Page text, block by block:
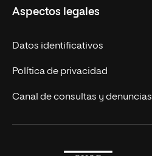
Cursos Europeos
Títulos Americanos
Alianza Newman
Nuestros alumnos
Únete a nosotros
Actualidad
Solicita información
Aspectos legales
Datos identificativos
Política de privacidad
Canal de consultas y denuncias